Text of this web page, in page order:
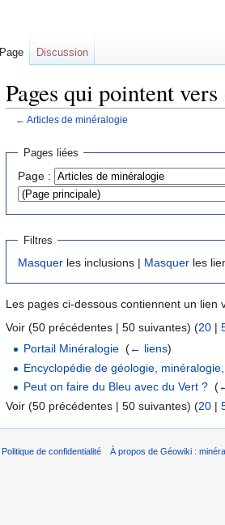
Pages qui pointent
← Articles de minéralogie
Pages liées
Page :
Filtres
Masquer les inclusions | Masquer les
Les pages ci-dessous contiennent un lien
Voir (50 précédentes | 50 suivantes) (20 |
Portail Minéralogie ‎(← liens)
Encyclopédie de géologie,
Peut on faire du Bleu avec du Vert ? ‎(
Voir (50 précédentes | 50 suivantes) (20 |
Page Discussion
Politique de confidentialité À propos de Géowiki :